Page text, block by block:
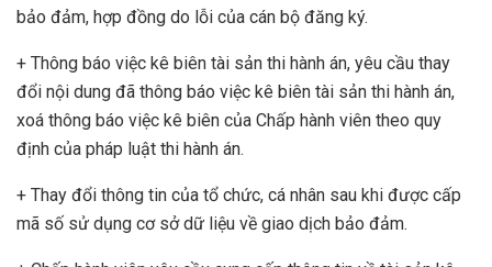
bảo đảm, hợp đồng do lỗi của cán bộ đăng ký.
+ Thông báo việc kê biên tài sản thi hành án, yêu cầu thay
đổi nội dung đã thông báo việc kê biên tài sản thi hành án,
xoá thông báo việc kê biên của Chấp hành viên theo quy
định của pháp luật thi hành án.
+ Thay đổi thông tin của tổ chức, cá nhân sau khi được cấp
mã số sử dụng cơ sở dữ liệu về giao dịch bảo đảm.